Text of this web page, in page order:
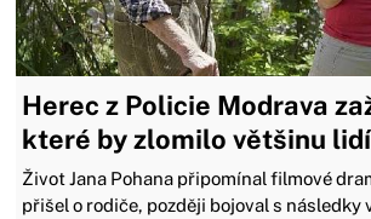
Herec z Policie Modrava
které by zlomilo většinu lidí
Život Jana Pohana připomínal filmové
přišel o rodiče, později bojoval s následky